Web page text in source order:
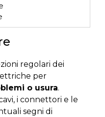
regolari dei
per
o usura.
i connettori e le
segni di